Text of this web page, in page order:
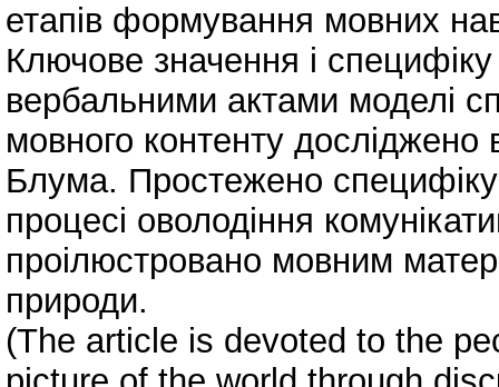
етапів формування мовних
Ключове значення і
вербальними актами моделі
мовного контенту досліджено
Блума. Простежено специфіку
процесі оволодіння
проілюстровано мовним
природи.
(The article is devoted to the